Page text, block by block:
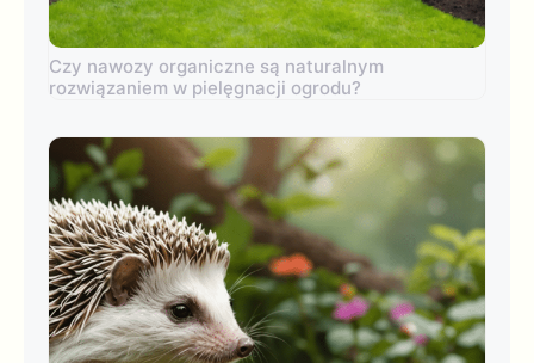
Czy nawozy organiczne są naturalnym
rozwiązaniem w pielęgnacji ogrodu?